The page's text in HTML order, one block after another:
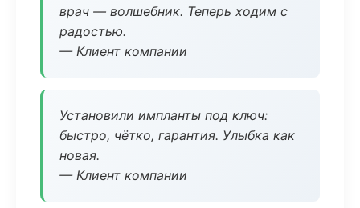
врач — волшебник. Теперь ходим с
радостью.
— Клиент компании
Установили импланты под ключ:
быстро, чётко, гарантия. Улыбка как
новая.
— Клиент компании